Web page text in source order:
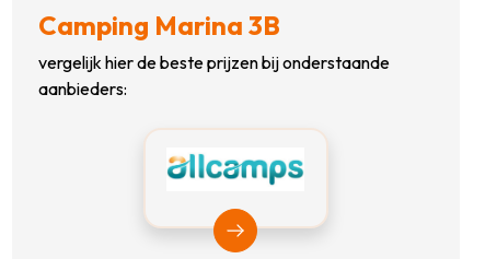
Camping Marina 3B
vergelijk hier de beste prijzen bij onderstaande
aanbieders:
Bekijk Allcamps